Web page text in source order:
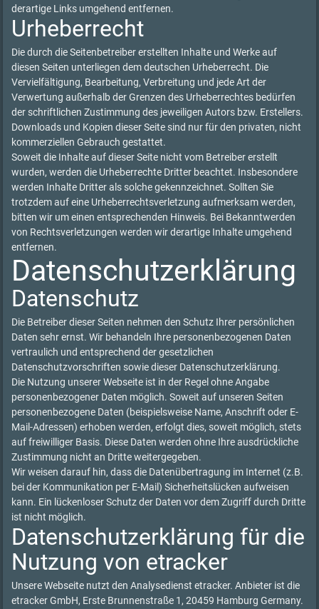
derartige Links umgehend entfernen.
Urheberrecht
Die durch die Seitenbetreiber erstellten Inhalte und Werke auf
diesen Seiten unterliegen dem deutschen Urheberrecht. Die
Vervielfältigung, Bearbeitung, Verbreitung und jede Art der
Verwertung außerhalb der Grenzen des Urheberrechtes bedürfen
der schriftlichen Zustimmung des jeweiligen Autors bzw. Erstellers.
Downloads und Kopien dieser Seite sind nur für den privaten, nicht
kommerziellen Gebrauch gestattet.
Soweit die Inhalte auf dieser Seite nicht vom Betreiber erstellt
wurden, werden die Urheberrechte Dritter beachtet. Insbesondere
werden Inhalte Dritter als solche gekennzeichnet. Sollten Sie
trotzdem auf eine Urheberrechtsverletzung aufmerksam werden,
bitten wir um einen entsprechenden Hinweis. Bei Bekanntwerden
von Rechtsverletzungen werden wir derartige Inhalte umgehend
entfernen.
Datenschutzerklärung
Datenschutz
Die Betreiber dieser Seiten nehmen den Schutz Ihrer persönlichen
Daten sehr ernst. Wir behandeln Ihre personenbezogenen Daten
vertraulich und entsprechend der gesetzlichen
Datenschutzvorschriften sowie dieser Datenschutzerklärung.
Die Nutzung unserer Webseite ist in der Regel ohne Angabe
personenbezogener Daten möglich. Soweit auf unseren Seiten
personenbezogene Daten (beispielsweise Name, Anschrift oder E-
Mail-Adressen) erhoben werden, erfolgt dies, soweit möglich, stets
auf freiwilliger Basis. Diese Daten werden ohne Ihre ausdrückliche
Zustimmung nicht an Dritte weitergegeben.
Wir weisen darauf hin, dass die Datenübertragung im Internet (z.B.
bei der Kommunikation per E-Mail) Sicherheitslücken aufweisen
kann. Ein lückenloser Schutz der Daten vor dem Zugriff durch Dritte
ist nicht möglich.
Datenschutzerklärung für die
Nutzung von etracker
Unsere Webseite nutzt den Analysedienst etracker. Anbieter ist die
etracker GmbH, Erste Brunnenstraße 1, 20459 Hamburg Germany.